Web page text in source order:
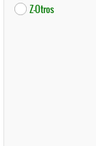
Z-Otros